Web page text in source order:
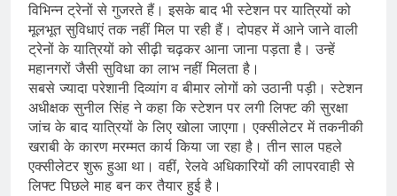
विभिन्न ट्रेनों से गुजरते हैं। इसके बाद भी स्टेशन पर यात्रियों को
मूलभूत सुविधाएं तक नहीं मिल पा रही हैं। दोपहर में आने जाने वाली
ट्रेनों के यात्रियों को सीढ़ी चढ़कर आना जाना पड़ता है। उन्हें
महानगरों जैसी सुविधा का लाभ नहीं मिलता है।
सबसे ज्यादा परेशानी दिव्यांग व बीमार लोगों को उठानी पड़ी। स्टेशन
अधीक्षक सुनील सिंह ने कहा कि स्टेशन पर लगी लिफ्ट की सुरक्षा
जांच के बाद यात्रियों के लिए खोला जाएगा। एक्सीलेटर में तकनीकी
खराबी के कारण मरम्मत कार्य किया जा रहा है। तीन साल पहले
एक्सीलेटर शुरू हुआ था। वहीं, रेलवे अधिकारियों की लापरवाही से
लिफ्ट पिछले माह बन कर तैयार हुई है।